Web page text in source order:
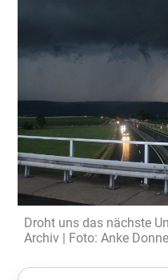
Droht uns das nächste
Archiv | Foto: Anke